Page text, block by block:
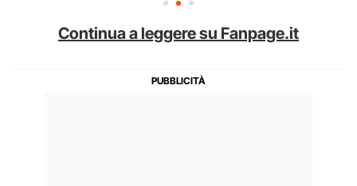
Continua a leggere su Fanpage.it